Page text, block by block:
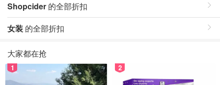
Shopcider 的全部折扣
女装 的全部折扣
大家都在抢
1 2